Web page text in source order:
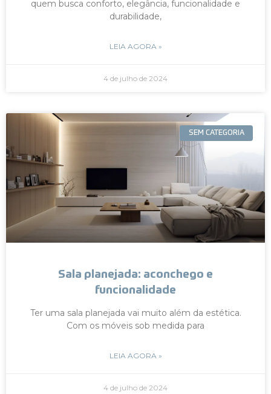
quem busca conforto, elegância, funcionalidade e
durabilidade,
LEIA AGORA »
4 de julho de 2024
SEM CATEGORIA
Sala planejada: aconchego e
funcionalidade
Ter uma sala planejada vai muito além da estética.
Com os móveis sob medida para
LEIA AGORA »
4 de julho de 2024